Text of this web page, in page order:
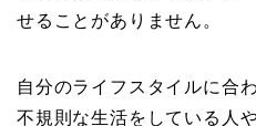
せることがありません。
自分のライフスタイルに合
不規則な生活をしている人